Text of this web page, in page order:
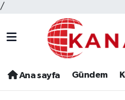
/
Ana sayfa Gündem